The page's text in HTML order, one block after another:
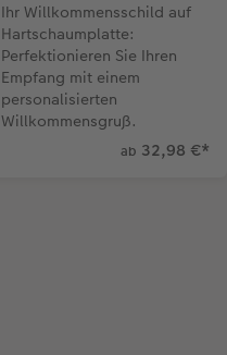
Ihr Willkommensschild auf
Hartschaumplatte:
Perfektionieren Sie Ihren
Empfang mit einem
personalisierten
Willkommensgruß.
ab 32,98 €*